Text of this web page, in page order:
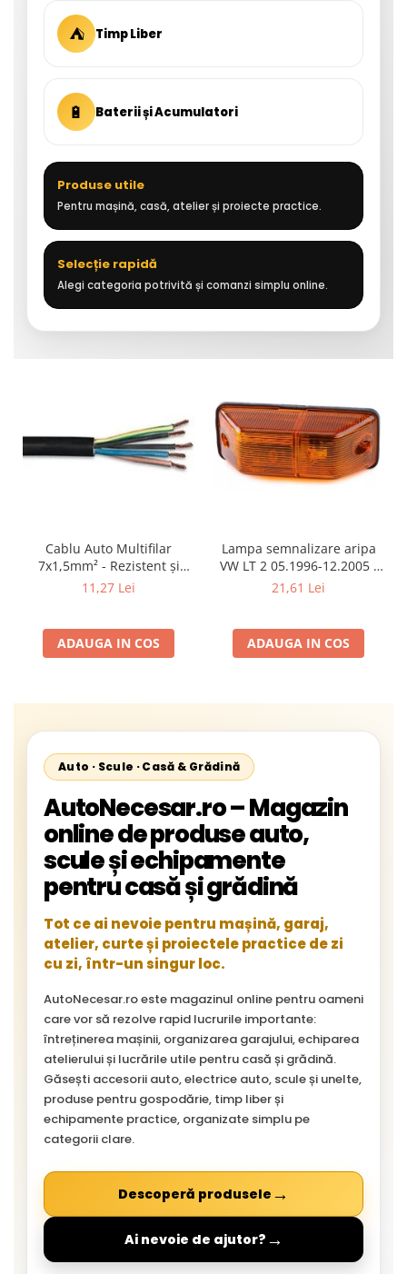
⛺ Timp Liber
🔋 Baterii și Acumulatori
Produse utile
Pentru mașină, casă, atelier și proiecte practice.
Selecție rapidă
Alegi categoria potrivită și comanzi simplu online.
Cablu Auto Multifilar
7x1,5mm² - Rezistent și
Flexibil pentru Remorci 12V-
11,27 Lei
ADAUGA IN COS
Lampa semnalizare aripa
VW LT 2 05.1996-12.2005 ;
Mercedes Sprinter 1995-
Neoplan Euroliner,
Starliner,Centroliner,
21,61 Lei
ADAUGA IN COS
Auto · Scule · Casă & Grădină
AutoNecesar.ro – Magazin
online de produse auto,
scule și echipamente
pentru casă și grădină
Tot ce ai nevoie pentru mașină, garaj,
atelier, curte și proiectele practice de zi
cu zi, într-un singur loc.
AutoNecesar.ro este magazinul online pentru oameni
care vor să rezolve rapid lucrurile importante:
întreținerea mașinii, organizarea garajului, echiparea
atelierului și lucrările utile pentru casă și grădină.
Găsești accesorii auto, electrice auto, scule și unelte,
produse pentru gospodărie, timp liber și
echipamente practice, organizate simplu pe
categorii clare.
Descoperă produsele →
Ai nevoie de ajutor? →